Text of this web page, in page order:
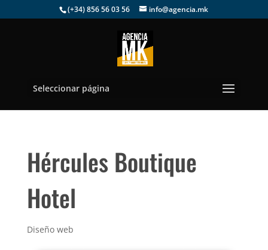
(+34) 856 56 03 56 info@agencia.mk
Seleccionar página
Hércules Boutique
Hotel
Diseño web